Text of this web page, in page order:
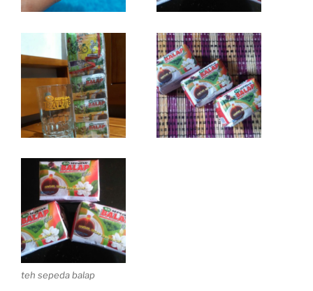
teh sepeda balap